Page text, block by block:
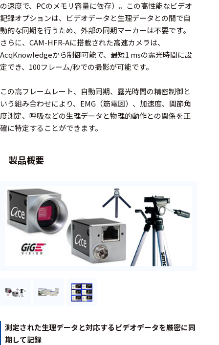
周辺機器
基幹シス
テム
通信・接続関連
レシーバ
トリガー
コネクタ
リード線
インター
フェース
テレメー
タ
センサ・信号処
信号処理
の速度で、PCのメモリ容量に依存）。この高性能なビデオ
記録オプションは、ビデオデータと生理データとの間で自
動的な同期を行うため、外部の同期マーカーは不要です。
さらに、CAM-HFR-Aに搭載された高速カメラは、
AcqKnowledgeから制御可能で、最短1 msの露光時間に設
定でき、100フレーム/秒での撮影が可能です。
この高フレームレート、自動同期、露光時間の精密制御と
いう組み合わせにより、EMG（筋電図）、加速度、関節角
度測定、呼吸などの生理データと物理的動作との関係を正
確に特定することができます。
製品概要
測定された生理データと対応するビデオデータを厳密に同
期して記録